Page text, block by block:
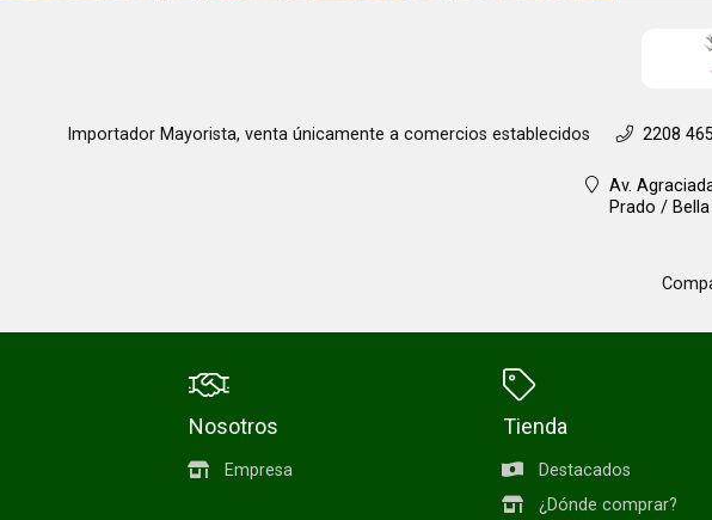
Importador Mayorista, venta únicamente a comercios establecidos 2208
Av.
Prado /
Nosotros
Empresa
Tienda
Destacados
¿Dónde comprar?